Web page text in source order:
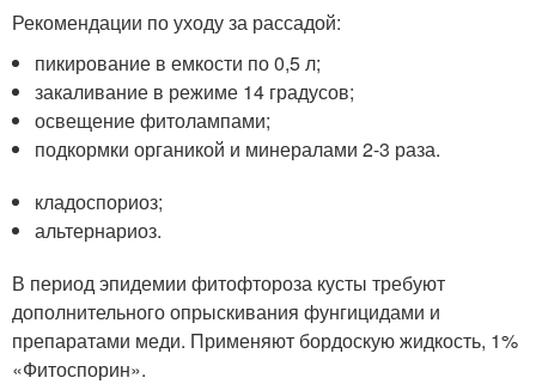
Рекомендации по уходу за рассадой:
пикирование в емкости по 0,5 л;
закаливание в режиме 14 градусов;
освещение фитолампами;
подкормки органикой и минералами 2-3 раза.
кладоспориоз;
альтернариоз.
В период эпидемии фитофтороза кусты требуют
дополнительного опрыскивания фунгицидами и
препаратами меди. Применяют бордоскую жидкость, 1%
«Фитоспорин».